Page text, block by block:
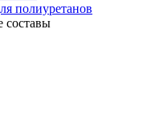
полиуретанов